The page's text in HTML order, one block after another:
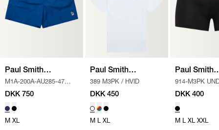
Paul Smith
Accessories
M1A-200A-AU285-47
SHORTS /
DKK 750
M XL
Paul Smith
Accessories
389 M3PK / HVID
DKK 450
M L XL
Paul Smith
Accessories
914-M3PK
/ SORT
DKK 400
M L XL XXL